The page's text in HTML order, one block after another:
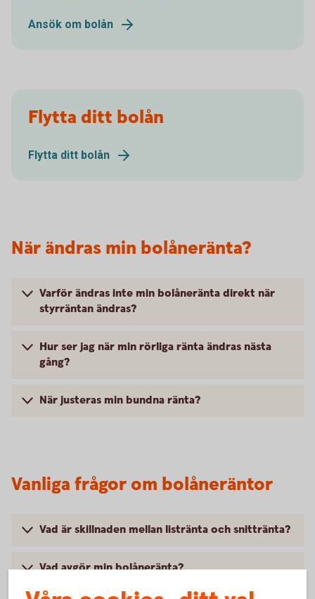
Ansök om bolån
Flytta ditt bolån
Flytta ditt bolån
När ändras min bolåneränta?
Varför ändras inte min bolåneränta direkt när
styrräntan ändras?
Hur ser jag när min rörliga ränta ändras nästa
gång?
När justeras min bundna ränta?
Vanliga frågor om bolåneräntor
Vad är skillnaden mellan listränta och snittränta?
Vad avgör min bolåneränta?